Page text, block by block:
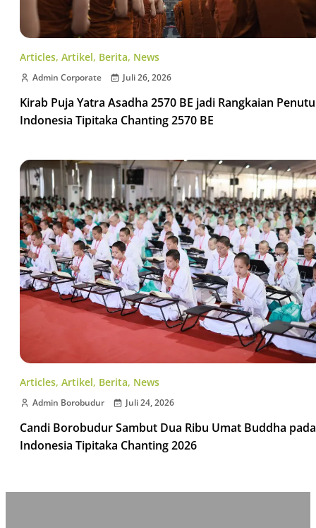
Articles, Artikel, Berita, News
Admin Corporate Juli 26, 2026
Kirab Puja Yatra Asadha 2570 BE jadi Rangkaian
Indonesia Tipitaka Chanting 2570 BE
Articles, Artikel, Berita, News
Admin Borobudur Juli 24, 2026
Candi Borobudur Sambut Dua Ribu Umat Buddha pada
Indonesia Tipitaka Chanting 2026